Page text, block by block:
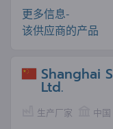
更多信息-
该供应商的产品
Shanghai
Ltd.
生产厂家 中国